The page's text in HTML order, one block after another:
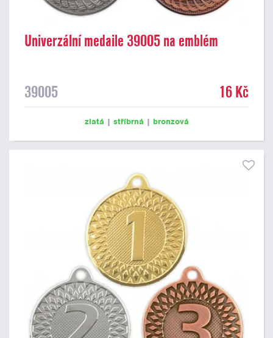
Univerzální medaile 39005 na emblém
39005 16 Kč
zlatá | stříbrná | bronzová